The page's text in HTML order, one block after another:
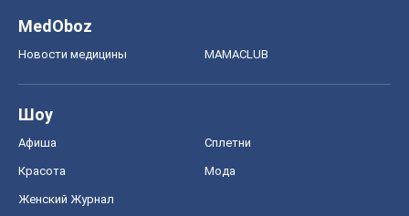
MedOboz
Новости медицины MAMACLUB
Шоу
Афиша Сплетни
Красота Мода
Женский Журнал